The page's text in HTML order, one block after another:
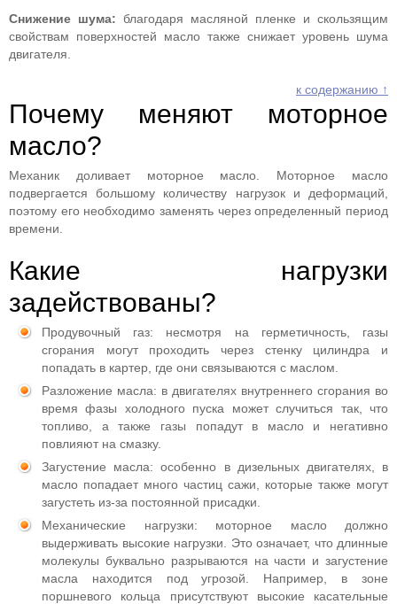
Снижение шума: благодаря масляной пленке и скользящим
свойствам поверхностей масло также снижает уровень шума
двигателя.
к содержанию ↑
Почему меняют моторное
масло?
Механик доливает моторное масло. Моторное масло
подвергается большому количеству нагрузок и деформаций,
поэтому его необходимо заменять через определенный период
времени.
Какие нагрузки
задействованы?
Продувочный газ: несмотря на герметичность, газы
сгорания могут проходить через стенку цилиндра и
попадать в картер, где они связываются с маслом.
Разложение масла: в двигателях внутреннего сгорания во
время фазы холодного пуска может случиться так, что
топливо, а также газы попадут в масло и негативно
повлияют на смазку.
Загустение масла: особенно в дизельных двигателях, в
масло попадает много частиц сажи, которые также могут
загустеть из-за постоянной присадки.
Механические нагрузки: моторное масло должно
выдерживать высокие нагрузки. Это означает, что длинные
молекулы буквально разрываются на части и загустение
масла находится под угрозой. Например, в зоне
поршневого кольца присутствуют высокие касательные